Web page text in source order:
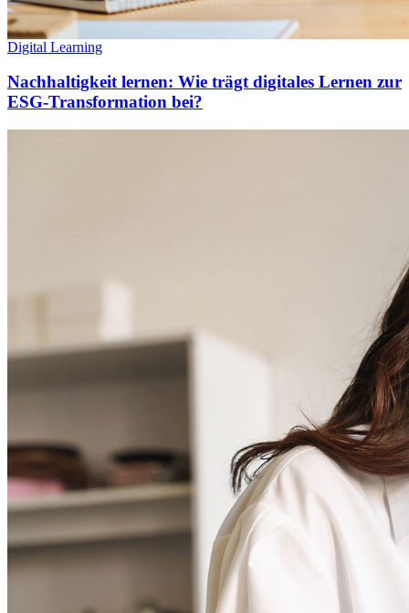
Digital Learning
Nachhaltigkeit lernen: Wie trägt digitales Lernen zur
ESG-Transformation bei?